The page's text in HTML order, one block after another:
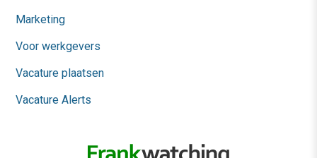
Marketing
Voor werkgevers
Vacature plaatsen
Vacature Alerts